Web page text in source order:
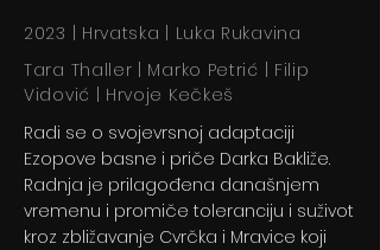
2023 | Hrvatska | Luka Rukavina
Tara Thaller | Marko Petrić | Filip
Vidović | Hrvoje Kečkeš
Radi se o svojevrsnoj adaptaciji
Ezopove basne i priče Darka Bakliže.
Radnja je prilagođena današnjem
vremenu i promiče toleranciju i suživot
kroz zbližavanje Cvrčka i Mravice koji